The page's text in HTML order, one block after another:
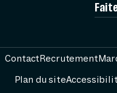
ContactRecrutement
Plan du site